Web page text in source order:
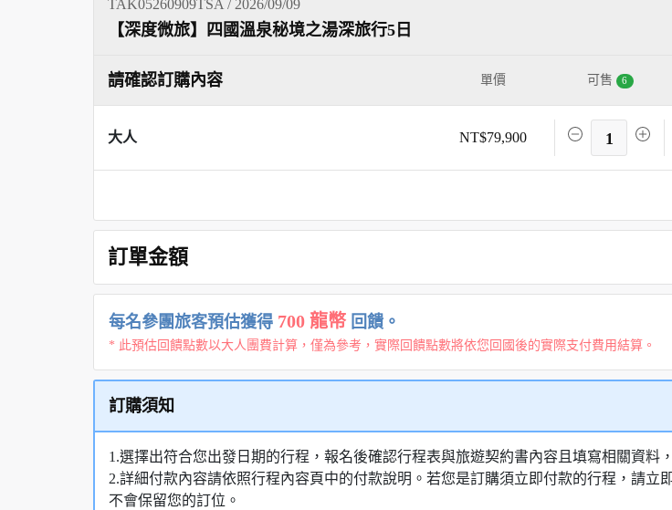
TAK05260909TSA / 2026/09/09
【深度微旅】四國溫泉秘境之湯深旅行5日
請確認訂購內容 單價 可售 6
大人 NT$79,900 1
訂單金額
每名參團旅客預估獲得 700 龍幣 回饋。
* 此預估回饋點數以大人團費計算，僅為參考，實際回饋點數將依您回國後的實際支付費用結算。
訂購須知
1.選擇出符合您出發日期的行程，報名後確認行程表與旅遊契約書內容且填寫相關資料
2.詳細付款內容請依照行程內容頁中的付款說明。若您是訂購須立即付款的行程，請立
不會保留您的訂位。